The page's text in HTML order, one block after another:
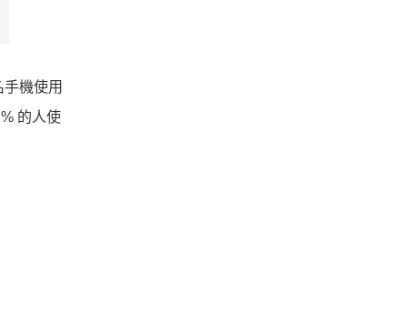
機使用
的人使